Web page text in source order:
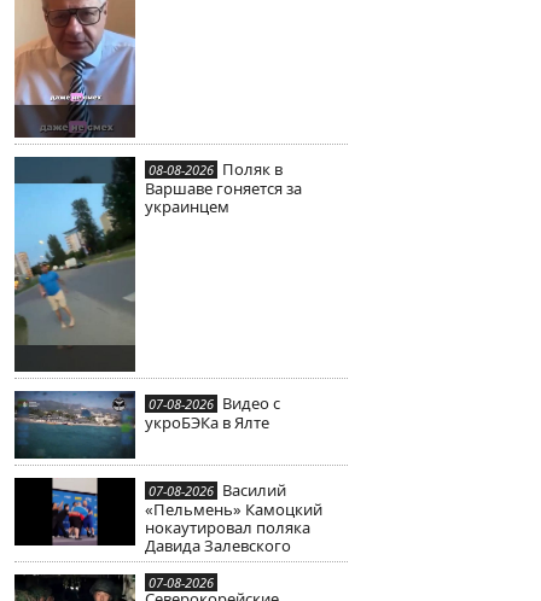
08-08-2026 Поляк в
Варшаве гоняется за
украинцем
07-08-2026 Видео с
укроБЭКа в Ялте
07-08-2026 Василий
«Пельмень» Камоцкий
нокаутировал поляка
Давида Залевского
07-08-2026